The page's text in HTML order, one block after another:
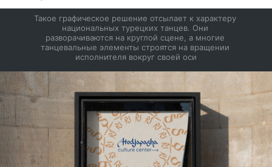
Такое графическое решение отсылает к характеру
национальных турецких танцев. Они
разворачиваются на круглой сцене, а многие
танцевальные элементы строятся на вращении
исполнителя вокруг своей оси